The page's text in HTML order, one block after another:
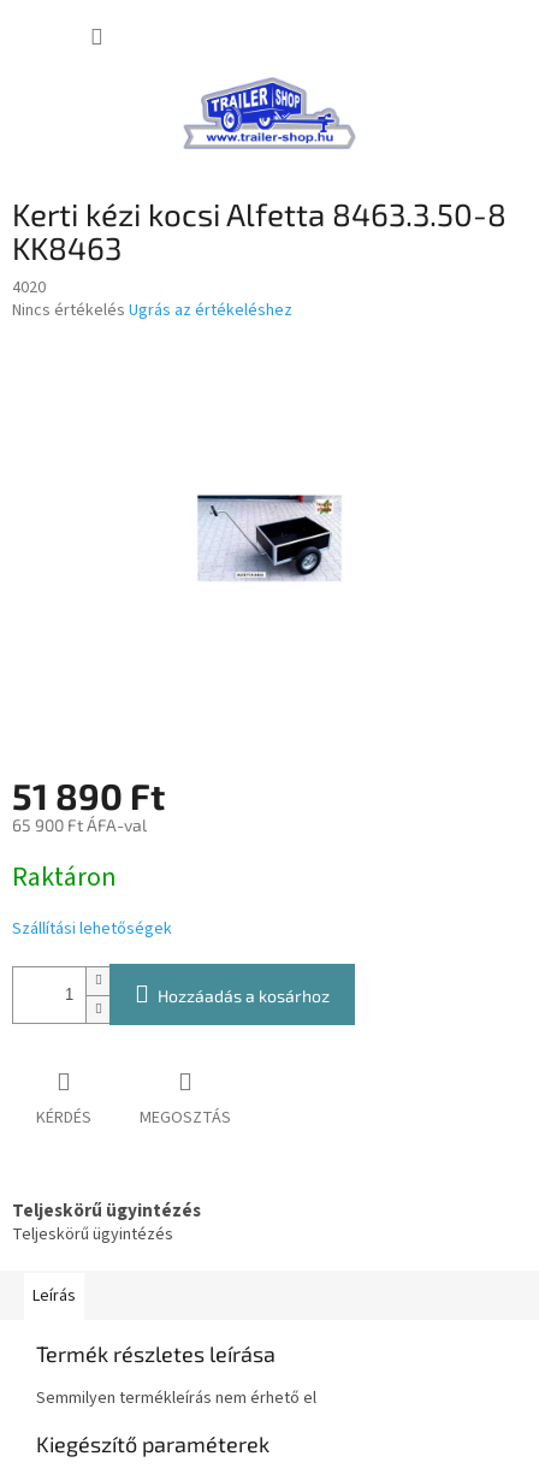
Kerti kézi kocsi Alfetta 8463.3.50-8
KK8463
4020
A
Nincs értékelés Ugrás az értékeléshez
51 890 Ft
65 900 Ft ÁFA-val
Raktáron
Szállítási lehetőségek
Hozzáadás a kosárhoz
KÉRDÉS MEGOSZTÁS
Teljeskörű ügyintézés
Teljeskörű ügyintézés
Leírás
Termék részletes leírása
Semmilyen termékleírás nem érhető el
Kiegészítő paraméterek